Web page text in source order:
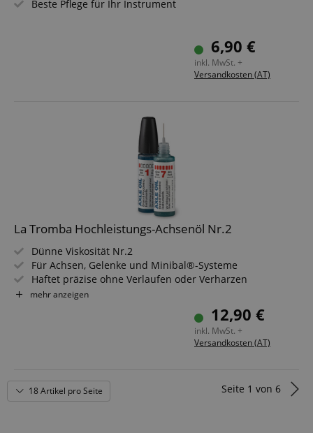
Beste Pflege für Ihr Instrument
6,90 €
inkl. MwSt. +
Versandkosten (AT)
La Tromba Hochleistungs-Achsenöl Nr.2
Dünne Viskosität Nr.2
Für Achsen, Gelenke und Minibal®-Systeme
Haftet präzise ohne Verlaufen oder Verharzen
Dämpft Geräusche und verbessert die Haptik
13 ml Inhalt mit praktischem Applikator
mehr anzeigen
12,90 €
inkl. MwSt. +
Versandkosten (AT)
18 Artikel pro Seite Seite 1 von 6